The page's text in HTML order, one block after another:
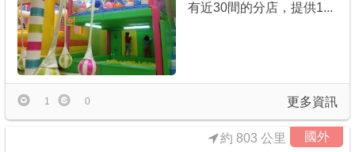
APP下載
有近30間的分店，提供1...
更多資訊
1 0
國外
約 803 公里